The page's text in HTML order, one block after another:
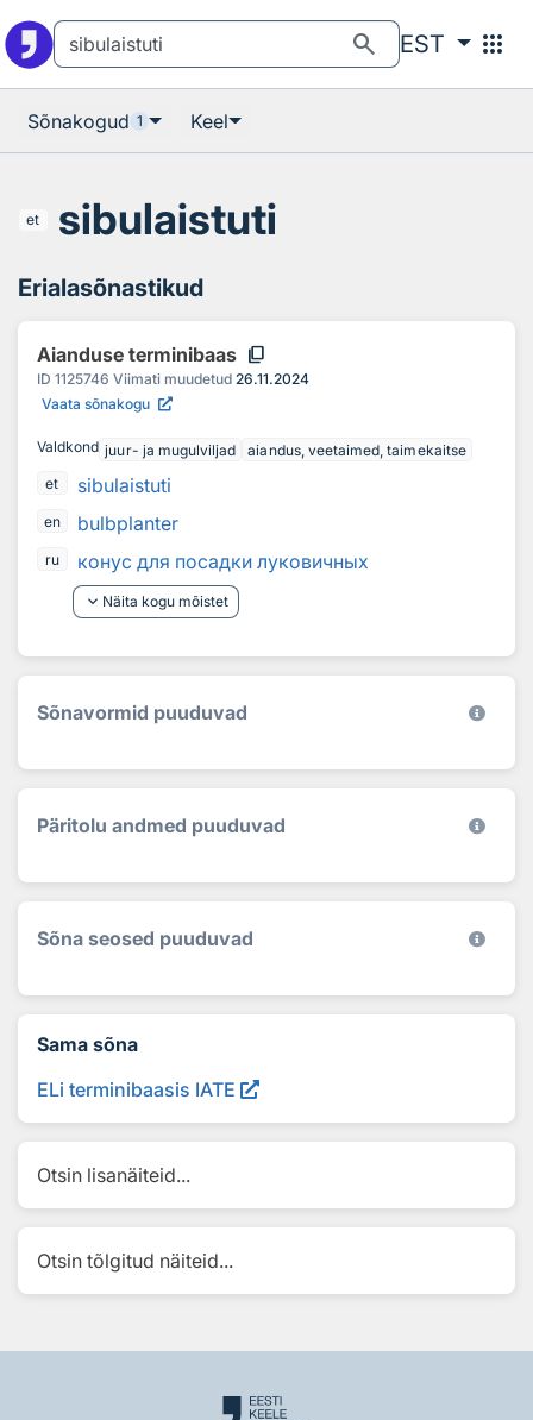
search EST apps
Sõnakogud 1 Keel
et sibulaistuti
Erialasõnastikud
Aianduse terminibaas content_copy
ID 1125746 Viimati muudetud 26.11.2024
Vaata sõnakogu
Valdkond juur- ja mugulviljad
aiandus, veetaimed, taimekaitse
et
sibulaistuti
en bulbplanter
ru
конус для посадки луковичных
keyboard_arrow_down Näita kogu mõistet
Sõnavormid puuduvad
Päritolu andmed puuduvad
Sõna seosed puuduvad
Sama sõna
ELi terminibaasis IATE
Otsin lisanäiteid...
Otsin tõlgitud näiteid...